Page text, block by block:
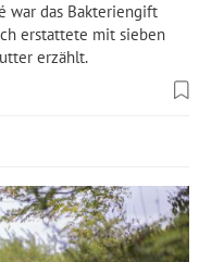
war das Bakteriengift
erstattete mit sieben
erzählt.